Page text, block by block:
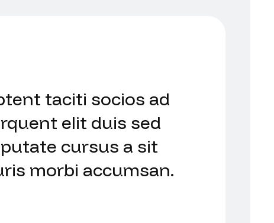
taciti socios ad
elit duis sed
cursus a sit
morbi accumsan.